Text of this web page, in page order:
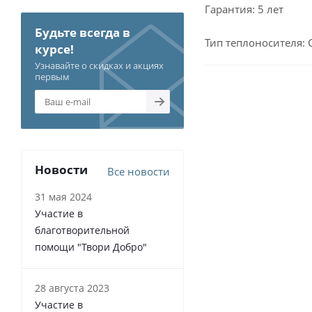
Гарантия: 5 лет
Тип теплоносителя:
Будьте всегда в
курсе!
Узнавайте о скидках и акциях
первым
Новости Все новости
31 мая 2024
Участие в
благотворительной
помощи "Твори Добро"
28 августа 2023
Участие в